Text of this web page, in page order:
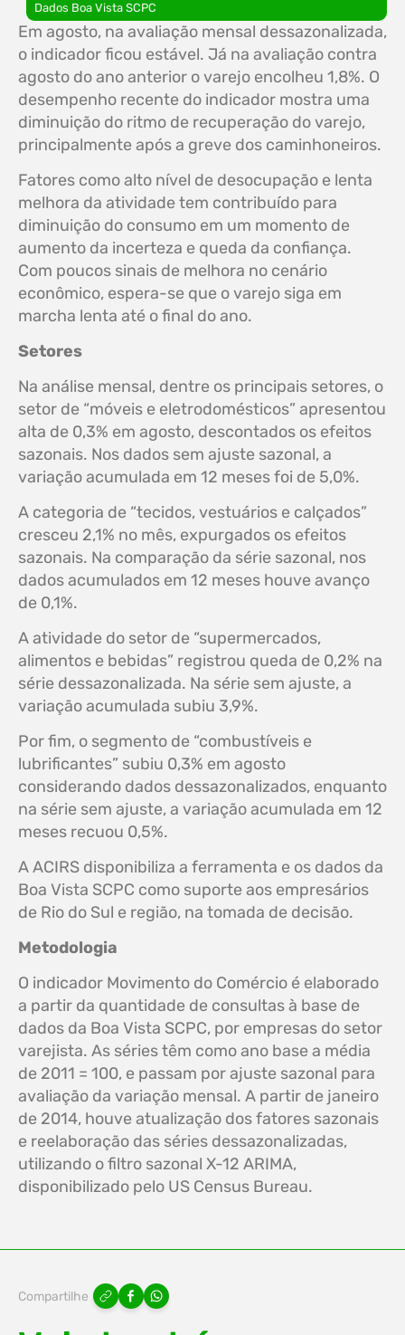
Dados Boa Vista SCPC
Em agosto, na avaliação mensal dessazonalizada,
o indicador ficou estável. Já na avaliação contra
agosto do ano anterior o varejo encolheu 1,8%. O
desempenho recente do indicador mostra uma
diminuição do ritmo de recuperação do varejo,
principalmente após a greve dos caminhoneiros.
Fatores como alto nível de desocupação e lenta
melhora da atividade tem contribuído para
diminuição do consumo em um momento de
aumento da incerteza e queda da confiança.
Com poucos sinais de melhora no cenário
econômico, espera-se que o varejo siga em
marcha lenta até o final do ano.
Setores
Na análise mensal, dentre os principais setores, o
setor de “móveis e eletrodomésticos” apresentou
alta de 0,3% em agosto, descontados os efeitos
sazonais. Nos dados sem ajuste sazonal, a
variação acumulada em 12 meses foi de 5,0%.
A categoria de “tecidos, vestuários e calçados”
cresceu 2,1% no mês, expurgados os efeitos
sazonais. Na comparação da série sazonal, nos
dados acumulados em 12 meses houve avanço
de 0,1%.
A atividade do setor de “supermercados,
alimentos e bebidas” registrou queda de 0,2% na
série dessazonalizada. Na série sem ajuste, a
variação acumulada subiu 3,9%.
Por fim, o segmento de “combustíveis e
lubrificantes” subiu 0,3% em agosto
considerando dados dessazonalizados, enquanto
na série sem ajuste, a variação acumulada em 12
meses recuou 0,5%.
A ACIRS disponibiliza a ferramenta e os dados da
Boa Vista SCPC como suporte aos empresários
de Rio do Sul e região, na tomada de decisão.
Metodologia
O indicador Movimento do Comércio é elaborado
a partir da quantidade de consultas à base de
dados da Boa Vista SCPC, por empresas do setor
varejista. As séries têm como ano base a média
de 2011 = 100, e passam por ajuste sazonal para
avaliação da variação mensal. A partir de janeiro
de 2014, houve atualização dos fatores sazonais
e reelaboração das séries dessazonalizadas,
utilizando o filtro sazonal X-12 ARIMA,
disponibilizado pelo US Census Bureau.
Compartilhe